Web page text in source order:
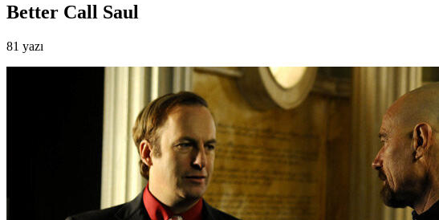
Better Call Saul
81 yazı